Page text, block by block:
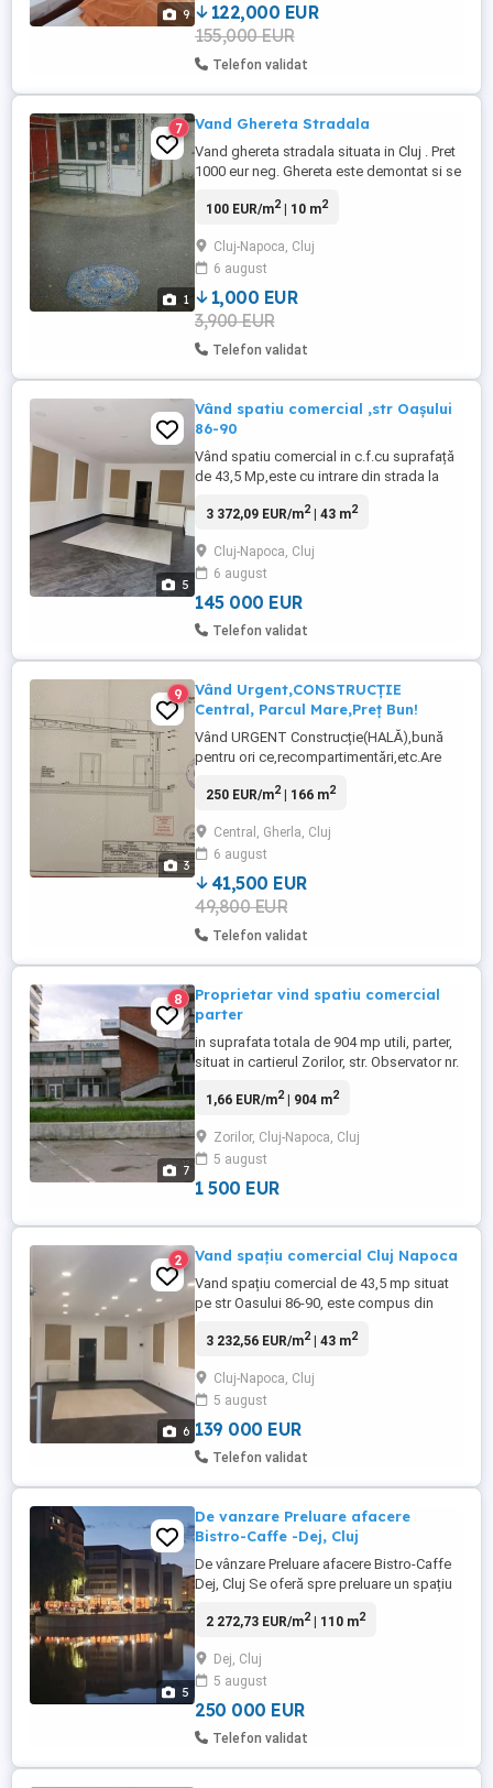
9
122,000 EUR
155,000 EUR
Telefon validat
1
7 Vand Ghereta Stradala
Vand ghereta stradala situata in Cluj . Pret
1000 eur neg. Ghereta este demontat si se
Transportul si montajul nu sunt incluse in
suprafata totala: 10, suprafata construita:
10, anul constructiei: 1998, Accept
schimbu ...
100 EUR/m2| 10 m2
Cluj-Napoca, Cluj
6 august
1,000 EUR
3,900 EUR
Telefon validat
5
Vând spatiu comercial ,str Oașului
86-90
Vând spatiu comercial in c.f.cu suprafață
de 43,5 Mp,este cu intrare din strada la
,liber de sarcini liber de chiriași ,predare
de spatiu ,undeva peste 500 eu luna
,alăturat preț 145000 euro .nu se aplica
TVA sau ...
3 372,09 EUR/m2| 43 m2
Cluj-Napoca, Cluj
6 august
145 000 EUR
Telefon validat
3
9
Vând Urgent,CONSTRUCȚIE
Central, Parcul Mare,Preț Bun!
Vând URGENT Construcție(HALĂ),bună
pentru ori ce,recompartimentări,etc.Are
vânzare este 250 mp=41.500 NEGOCIABI
panouri sendviș de 10 cm,înălțime 4
m,curent
trifazic,gaz,apă,canalizare,Imobilul se află
în Gherla,lângă ...
250 EUR/m2| 166 m2
Central, Gherla, Cluj
6 august
41,500 EUR
49,800 EUR
Telefon validat
7
8
Proprietar vind spatiu comercial
parter
in suprafata totala de 904 mp utili, parter,
situat in cartierul Zorilor, str. Observator nr.
showroom/open space de 660 mp si un
showroom este ultra finisata. Pret de
vinzare 1500 euro /mp.
1,66 EUR/m2| 904 m2
Zorilor, Cluj-Napoca, Cluj
5 august
1 500 EUR
6
2 Vand spațiu comercial Cluj Napoca
Vand spațiu comercial de 43,5 mp situat
pe str Oasului 86-90, este compus din
liber de sarcini, ocupabil imediat, se poate
mai multe scopuri, de ce sa plătești chirie
când poți plăti aceeași suma propria rata?
3 232,56 EUR/m2| 43 m2
Cluj-Napoca, Cluj
5 august
139 000 EUR
Telefon validat
5
De vanzare Preluare afacere
Bistro-Caffe -Dej, Cluj
De vânzare Preluare afacere Bistro-Caffe
Dej, Cluj Se oferă spre preluare un spațiu
HoReCa (Bistro-Caffe), înființat în 2021,
Suprafață totală: 110 m + terasă
Amenajări moderne, materiale de calitate
Centrală proprie ...
2 272,73 EUR/m2| 110 m2
Dej, Cluj
5 august
250 000 EUR
Telefon validat